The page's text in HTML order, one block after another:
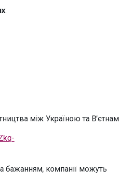
:
між Україною та
бажанням, компанії можуть